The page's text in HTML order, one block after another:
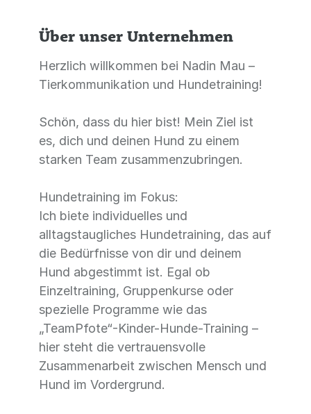
Über unser Unternehmen
Herzlich willkommen bei Nadin Mau –
Tierkommunikation und Hundetraining!
Schön, dass du hier bist! Mein Ziel ist
es, dich und deinen Hund zu einem
starken Team zusammenzubringen.
Hundetraining im Fokus:
Ich biete individuelles und
alltagstaugliches Hundetraining, das auf
die Bedürfnisse von dir und deinem
Hund abgestimmt ist. Egal ob
Einzeltraining, Gruppenkurse oder
spezielle Programme wie das
„TeamPfote“-Kinder-Hunde-Training –
hier steht die vertrauensvolle
Zusammenarbeit zwischen Mensch und
Hund im Vordergrund.